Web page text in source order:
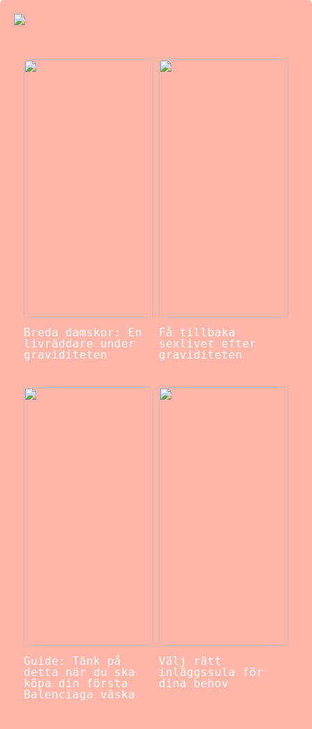
Breda damskor: En
livräddare under
graviditeten
Få tillbaka
sexlivet efter
graviditeten
Guide: Tänk på
detta när du ska
köpa din första
Balenciaga väska
Välj rätt
inläggssula för
dina behov